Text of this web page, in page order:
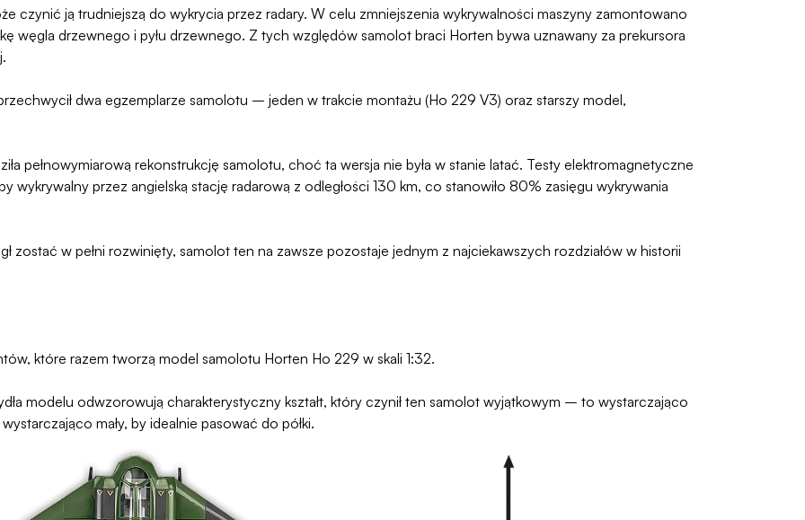
czynić ją trudniejszą do wykrycia przez radary. W celu zmniejszenia wykrywalności maszyny zamontowano
węgla drzewnego i pyłu drzewnego. Z tych względów samolot braci Horten bywa uznawany za prekursora
dwa egzemplarze samolotu – jeden w trakcie montażu (Ho 229 V3) oraz starszy model,
pełnowymiarową rekonstrukcję samolotu, choć ta wersja nie była w stanie latać. Testy elektromagnetyczne
wykrywalny przez angielską stację radarową z odległości 130 km, co stanowiło 80% zasięgu wykrywania
zostać w pełni rozwinięty, samolot ten na zawsze pozostaje jednym z najciekawszych rozdziałów w historii
które razem tworzą model samolotu Horten Ho 229 w skali 1:32.
modelu odwzorowują charakterystyczny kształt, który czynił ten samolot wyjątkowym – to wystarczająco
mały, by idealnie pasować do półki.